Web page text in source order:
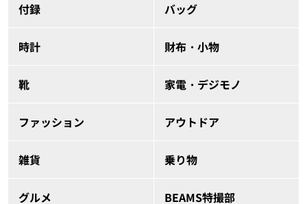
付録 バッグ
時計 財布・小物
靴 家電・デジモノ
ファッション アウトドア
雑貨 乗り物
グルメ BEAMS特撮部